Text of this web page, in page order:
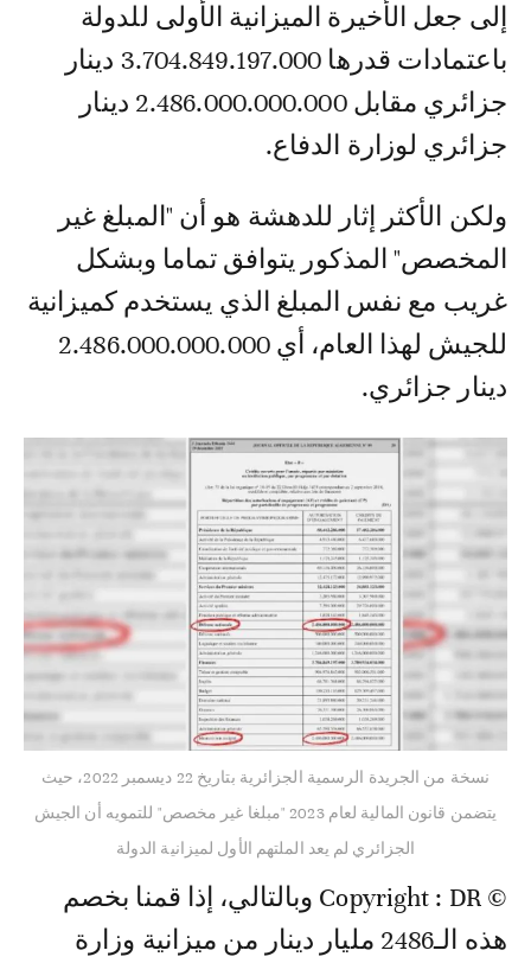
إلى جعل الأخيرة الميزانية الأولى للدولة
باعتمادات قدرها 3.704.849.197.000 دينار
جزائري مقابل 2.486.000.000.000 دينار
جزائري لوزارة الدفاع.
ولكن الأكثر إثار للدهشة هو أن "المبلغ غير
المخصص" المذكور يتوافق تماما وبشكل
غريب مع نفس المبلغ الذي يستخدم كميزانية
للجيش لهذا العام، أي 2.486.000.000.000
دينار جزائري.
نسخة من الجريدة الرسمية الجزائرية بتاريخ 22 ديسمبر 2022، حيث
يتضمن قانون المالية لعام 2023 "مبلغا غير مخصص" للتمويه أن الجيش
الجزائري لم يعد الملتهم الأول لميزانية الدولة
© Copyright : DR وبالتالي، إذا قمنا بخصم
هذه الـ2486 مليار دينار من ميزانية وزارة